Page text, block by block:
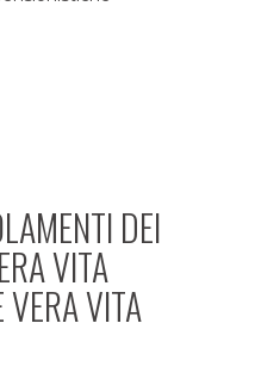
DEI
VITA
VERA VITA